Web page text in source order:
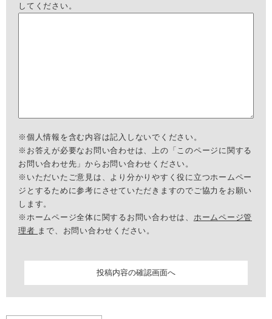
してください。
※個人情報を含む内容は記入しないでください。
※お答えが必要なお問い合わせは、上の「このページに関する
お問い合わせ先」からお問い合わせください。
※いただいたご意見は、より分かりやすく役に立つホームペー
ジとするために参考にさせていただきますのでご協力をお願い
します。
※ホームページ全体に関するお問い合わせは、 ホームページ管
理者 まで、お問い合わせください。